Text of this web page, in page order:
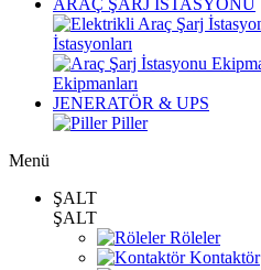
ARAÇ ŞARJ İSTASYONU
İstasyonları
Ekipmanları
JENERATÖR & UPS
Piller
Menü
ŞALT
ŞALT
Röleler
Kontaktör